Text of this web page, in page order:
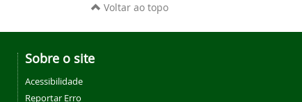
Voltar ao topo
Sobre o site
Acessibilidade
Reportar Erro